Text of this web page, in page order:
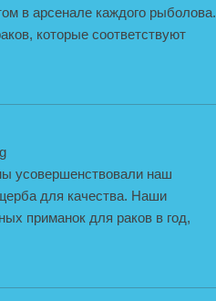
в арсенале каждого рыболова.
которые соответствуют
усовершенствовали наш
для качества. Наши
приманок для раков в год,